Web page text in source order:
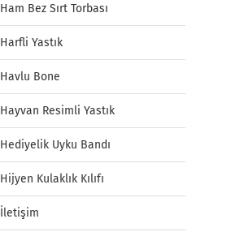
Ham Bez Sırt Torbası
Harfli Yastık
Havlu Bone
Hayvan Resimli Yastık
Hediyelik Uyku Bandı
Hijyen Kulaklık Kılıfı
İletişim